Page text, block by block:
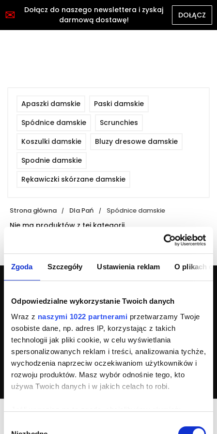
Zgoda Szczegóły Ustawienia reklam O plikach
Odpowiedzialne wykorzystanie Twoich danych
Wraz z naszymi 1022 partnerami przetwarzamy Twoje
osobiste dane, np. adres IP, korzystając z takich
technologii jak pliki cookie, w celu wyświetlania
spersonalizowanych reklam i treści, analizowania tychże,
wychodzenia naprzeciw oczekiwaniom użytkowników i
rozwoju produktów. Masz wybór odnośnie tego, kto
używa Twoich danych i w jakich celach to robi.
Jeśli wyrazisz na to zgodę, chcielibyśmy również:
Apaszki damskie
Paski damskie
Spódnice damskie
Scrunchies
Koszulki damskie
Bluzy dresowe damskie
Spodnie damskie
Rękawiczki skórzane damskie
Strona główna Dla Pań Spódnice damskie
Nie ma produktów z tej kategorii.
✉
Dołącz do naszego newslettera i zyskaj
darmową dostawę!
DOŁĄCZ
1665+opinii w
4,6 / 5